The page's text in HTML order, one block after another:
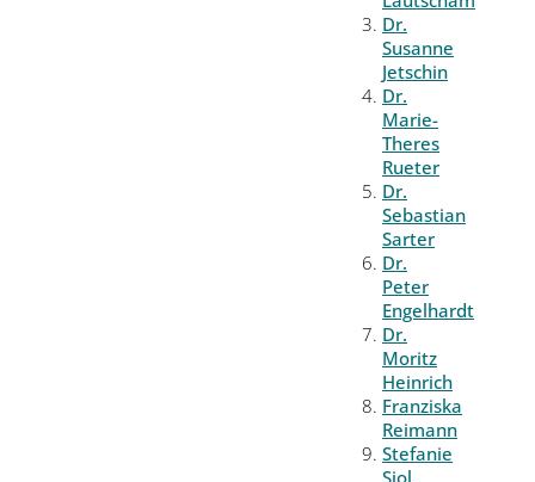
Dr.
Susanne
Jetschin
Dr.
Marie-
Theres
Rueter
Dr.
Sebastian
Sarter
Dr.
Peter
Engelhardt
Dr.
Moritz
Heinrich
Franziska
Reimann
Stefanie
Siol